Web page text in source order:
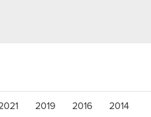
2019 2016 2014